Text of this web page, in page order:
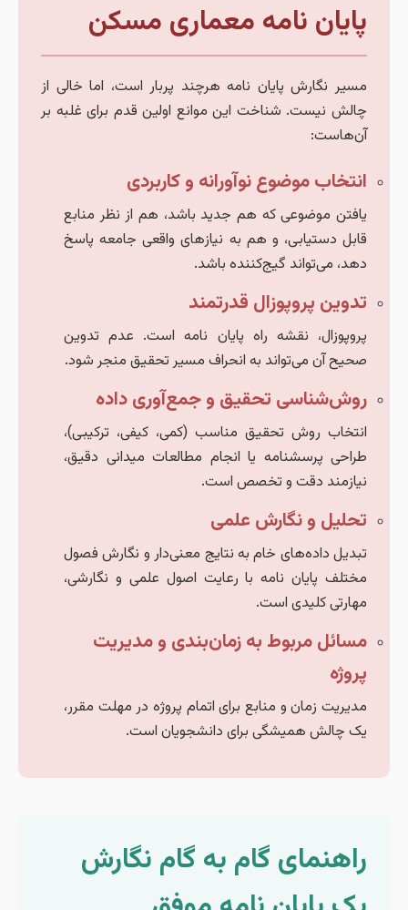
پایان نامه معماری مسکن
مسیر نگارش پایان نامه هرچند پربار است، اما خالی از
چالش نیست. شناخت این موانع اولین قدم برای غلبه بر
آن‌هاست:
انتخاب موضوع نوآورانه و کاربردی
یافتن موضوعی که هم جدید باشد، هم از نظر منابع
قابل دستیابی، و هم به نیازهای واقعی جامعه پاسخ
دهد، می‌تواند گیج‌کننده باشد.
تدوین پروپوزال قدرتمند
پروپوزال، نقشه راه پایان نامه است. عدم تدوین
صحیح آن می‌تواند به انحراف مسیر تحقیق منجر شود.
روش‌شناسی تحقیق و جمع‌آوری داده
انتخاب روش تحقیق مناسب (کمی، کیفی، ترکیبی)،
طراحی پرسشنامه یا انجام مطالعات میدانی دقیق،
نیازمند دقت و تخصص است.
تحلیل و نگارش علمی
تبدیل داده‌های خام به نتایج معنی‌دار و نگارش فصول
مختلف پایان نامه با رعایت اصول علمی و نگارشی،
مهارتی کلیدی است.
مسائل مربوط به زمان‌بندی و مدیریت
پروژه
مدیریت زمان و منابع برای اتمام پروژه در مهلت مقرر،
یک چالش همیشگی برای دانشجویان است.
راهنمای گام به گام نگارش